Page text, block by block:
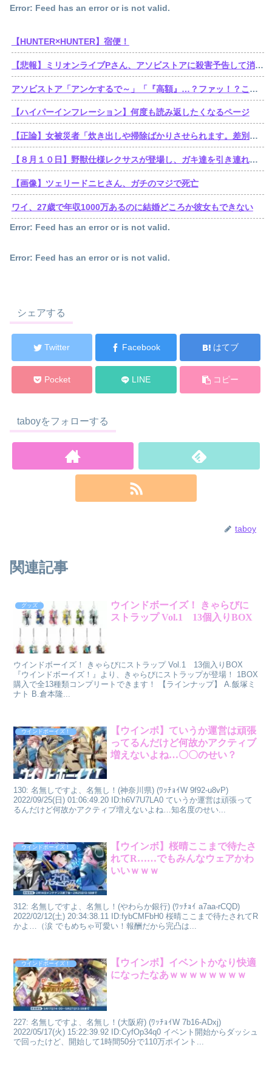
Error: Feed has an error or is not valid.
【HUNTER×HUNTER】宿便！
【悲報】ミリオンライブPさん、アソビストアに殺害予告して消される
アソビストア「アンケするで～」「『高額』…？ファッ！？これはカスタマーハラスメント！弁護士と警察使って法的措置させてもらうやで～！！！（クソデカ警告文）」
【ハイパーインフレーション】何度も読み返したくなるページ
【正論】女被災者「炊き出しや掃除ばかりさせられます。差別ですよね？」
【８月１０日】野獣仕様レクサスが登場し、ガキ達を引き連れてハーメルンの笛吹き状態となる （※動画あり）
【画像】ツェリードニヒさん、ガチのマジで死亡
ワイ、27歳で年収1000万あるのに結婚どころか彼女もできない
Error: Feed has an error or is not valid.
Error: Feed has an error or is not valid.
シェアする
Twitter Facebook はてブ
Pocket LINE コピー
taboyをフォローする
taboy
関連記事
グッズ
ウインドボーイズ！ きゃらびに
ストラップ Vol.1 13個入りBOX
ウインドボーイズ！ きゃらびにストラップ Vol.1 13個入りBOX
『ウインドボーイズ！』より、きゃらびにストラップが登場！ 1BOX
購入で全13種類コンプリートできます！ 【ラインナップ】 A.飯塚ミ
ナト B.倉本隆...
ウインドボーイズ！
【ウインボ】ていうか運営は頑張
ってるんだけど何故かアクティブ
増えないよね…〇〇のせい？
130: 名無しですよ、名無し！(神奈川県) (ﾜｯﾁｮｲW 9f92-u8vP)
2022/09/25(日) 01:06:49.20 ID:h6V7U7LA0 ていうか運営は頑張って
るんだけど何故かアクティブ増えないよね…知名度のせい...
ウインドボーイズ！
【ウインボ】桜晴ここまで待たさ
れてR……でもみんなウェアかわ
いいｗｗｗ
312: 名無しですよ、名無し！(やわらか銀行) (ﾜｯﾁｮｲ a7aa-rCQD)
2022/02/12(土) 20:34:38.11 ID:fybCMFbH0 桜晴ここまで待たされてR
かよ…（涙 でもめちゃ可愛い！報酬だから完凸は...
ウインドボーイズ！
【ウインボ】イベントかなり快適
になったなあｗｗｗｗｗｗｗｗ
227: 名無しですよ、名無し！(大阪府) (ﾜｯﾁｮｲW 7b16-ADxj)
2022/05/17(火) 15:22:39.92 ID:CyfOp34q0 イベント開始からダッシュ
で回ったけど、開始して1時間50分で110万ポイント...